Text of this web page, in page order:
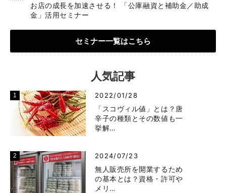
お店の成長を加速させる！ 「公庫融資と補助金／助成
金」活用セミナー
セミナー一覧はこちら
人気記事
2022/01/28
「スコヴィル値」とは？唐
辛子の種類とその数値も一
挙解…
2024/07/23
無人販売所を開業するため
の基本とは？資格・許可や
メリ…